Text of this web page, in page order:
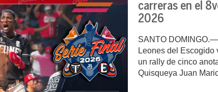
carreras en el
2026
SANTO DOMINGO.—
Leones del Escogido
un rally de cinco
Quisqueya Juan